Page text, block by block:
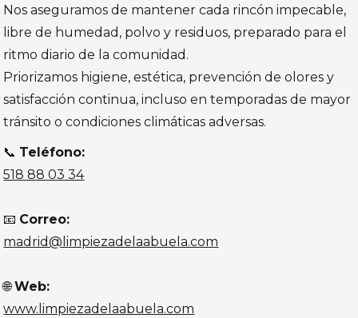
Nos aseguramos de mantener cada rincón impecable,
libre de humedad, polvo y residuos, preparado para el
ritmo diario de la comunidad.
Priorizamos higiene, estética, prevención de olores y
satisfacción continua, incluso en temporadas de mayor
tránsito o condiciones climáticas adversas.
📞 Teléfono:
518 88 03 34
📧 Correo:
madrid@limpiezadelaabuela.com
🌐Web:
www.limpiezadelaabuela.com